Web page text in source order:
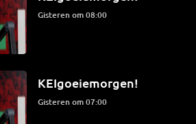
Gisteren om 08:00
KEIgoeiemorgen!
Gisteren om 07:00